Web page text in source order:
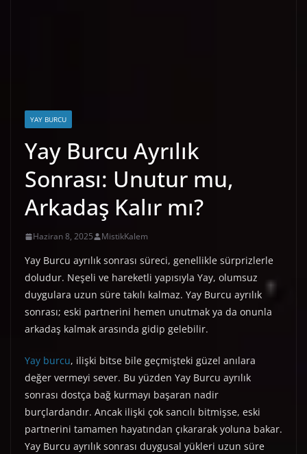
YAY BURCU
Yay Burcu Ayrılık
Sonrası: Unutur mu,
Arkadaş Kalır mı?
Haziran 8, 2025 MistikKalem
Yay Burcu ayrılık sonrası süreci, genellikle sürprizlerle
doludur. Neşeli ve hareketli yapısıyla Yay, olumsuz
duygulara uzun süre takılı kalmaz. Yay Burcu ayrılık
sonrası; eski partnerini hemen unutmak ya da onunla
arkadaş kalmak arasında gidip gelebilir.
Yay burcu, ilişki bitse bile geçmişteki güzel anılara
değer vermeyi sever. Bu yüzden Yay Burcu ayrılık
sonrası dostça bağ kurmayı başaran nadir
burçlardandır. Ancak ilişki çok sancılı bitmişse, eski
partnerini tamamen hayatından çıkararak yoluna bakar.
Yay Burcu ayrılık sonrası duygusal yükleri uzun süre